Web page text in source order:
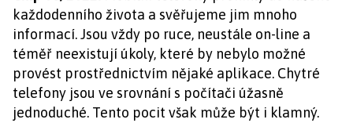
každodenního života a svěřujeme jim mnoho
informací. Jsou vždy po ruce, neustále on-line a
téměř neexistují úkoly, které by nebylo možné
provést prostřednictvím nějaké aplikace. Chytré
telefony jsou ve srovnání s počítači úžasně
jednoduché. Tento pocit však může být i klamný.